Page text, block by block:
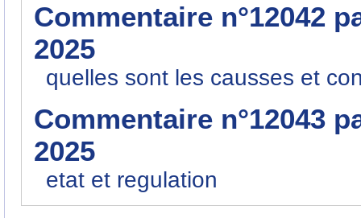
Commentaire n°12042
2025
quelles sont les causses et
Commentaire n°12043
2025
etat et regulation